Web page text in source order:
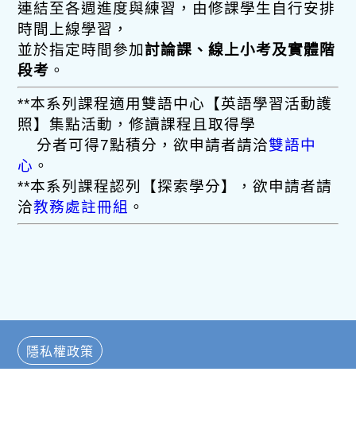
連結至各週進度與練習，由修課學生自行安排
時間上線學習，
並於指定時間參加討論課、線上小考及實體階
段考 。
**本系列課程適用雙語中心【英語學習活動護
照】集點活動，修讀課程且取得學
分者可得7點積分，欲申請者請洽雙語中
心 。
**本系列課程認列【探索學分】，欲申請者請
洽教務處註冊組 。
隱私權政策